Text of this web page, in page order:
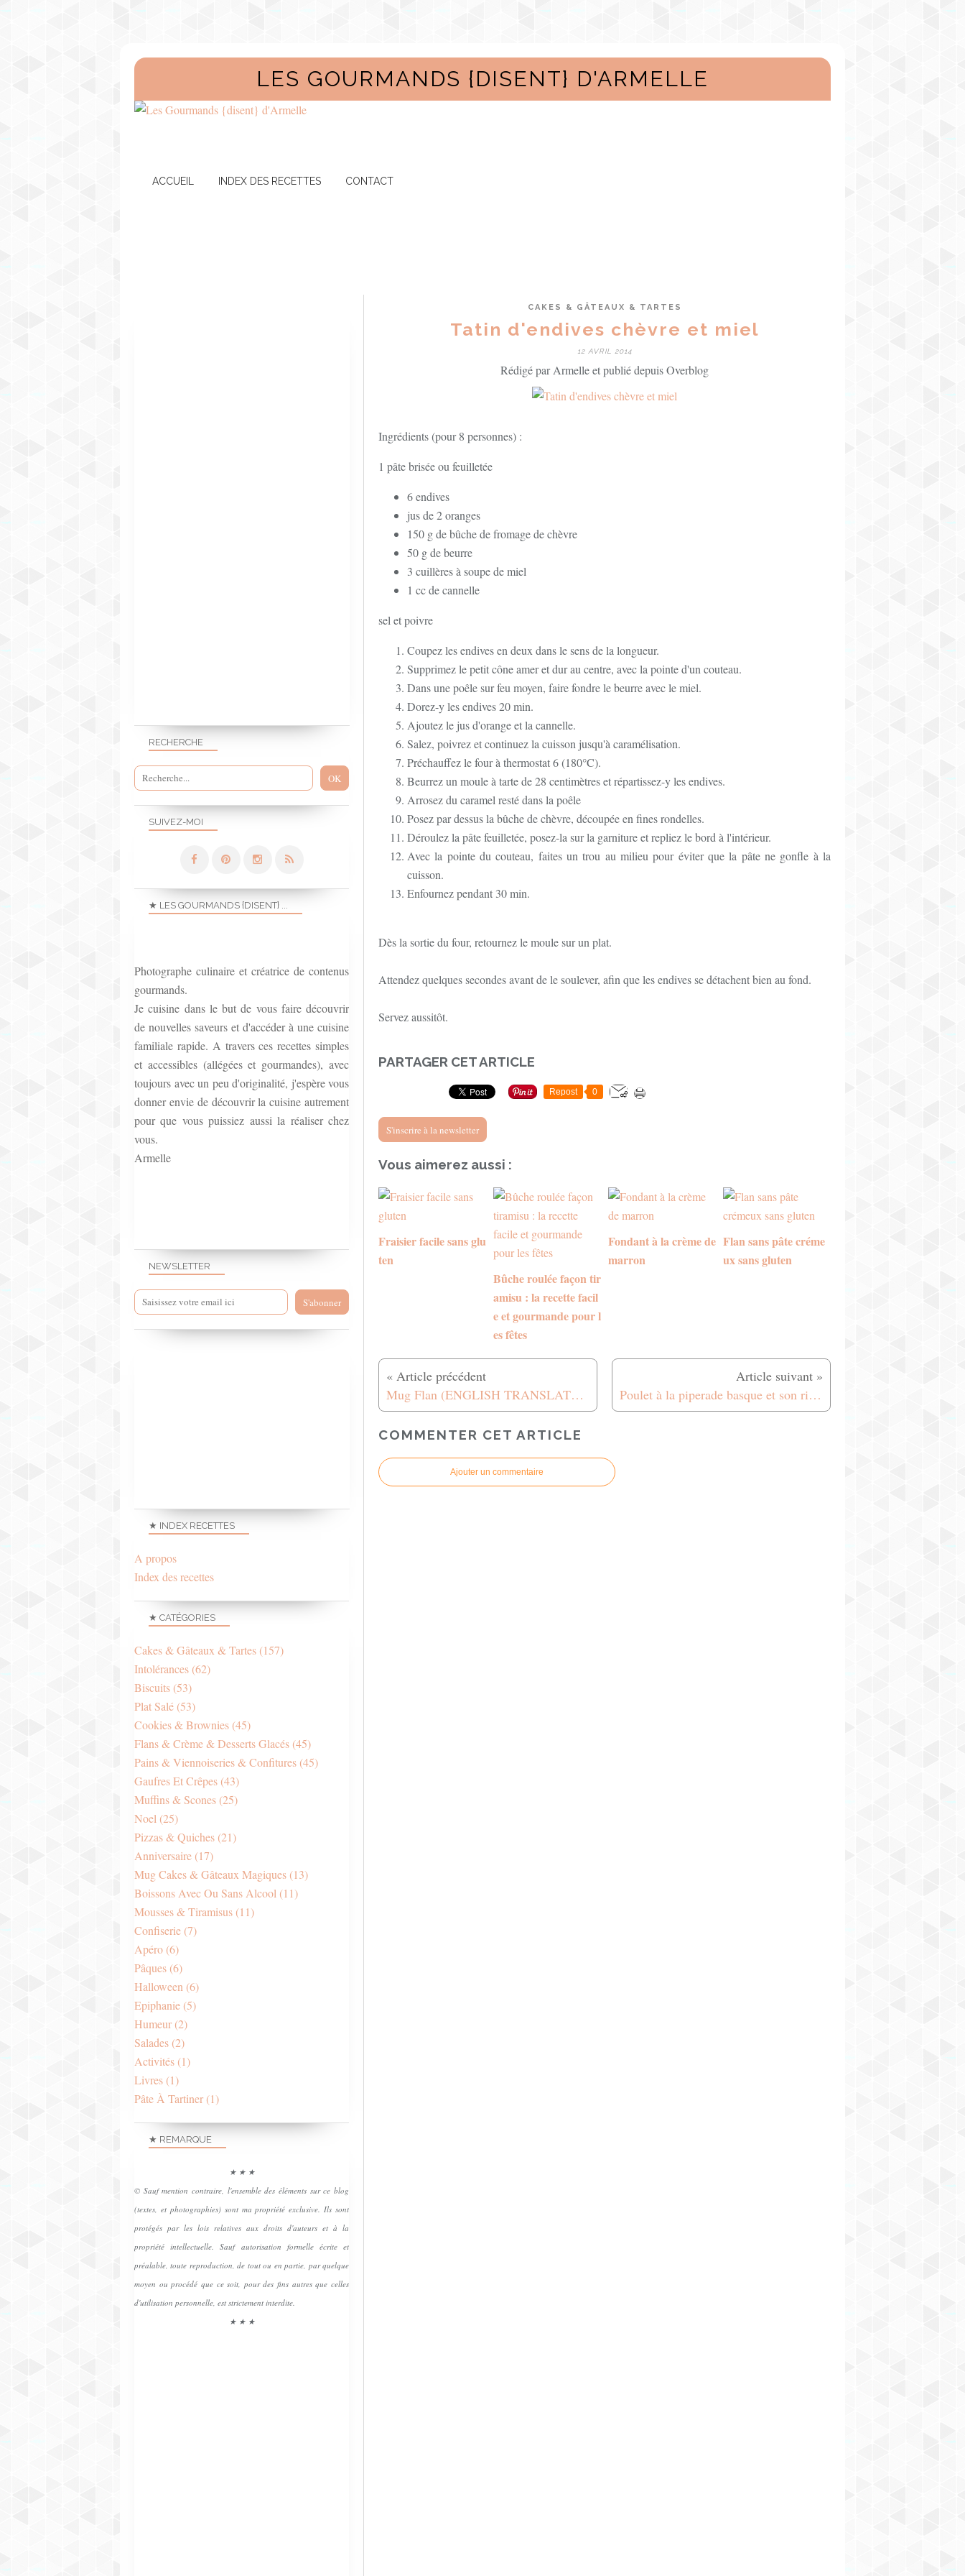
LES GOURMANDS {DISENT} D'ARMELLE
ACCUEIL INDEX DES RECETTES CONTACT
CAKES & GÂTEAUX & TARTES
Tatin d'endives chèvre et miel
12 AVRIL 2014
Rédigé par Armelle et publié depuis Overblog
Ingrédients (pour 8 personnes) :
1 pâte brisée ou feuilletée
6 endives
jus de 2 oranges
150 g de bûche de fromage de chèvre
50 g de beurre
3 cuillères à soupe de miel
1 cc de cannelle
sel et poivre
Coupez les endives en deux dans le sens de la longueur.
Supprimez le petit cône amer et dur au centre, avec la pointe d'un couteau.
Dans une poêle sur feu moyen, faire fondre le beurre avec le miel.
Dorez-y les endives 20 min.
Ajoutez le jus d'orange et la cannelle.
Salez, poivrez et continuez la cuisson jusqu'à caramélisation.
Préchauffez le four à thermostat 6 (180°C).
Beurrez un moule à tarte de 28 centimètres et répartissez-y les endives.
Arrosez du caramel resté dans la poêle
Posez par dessus la bûche de chèvre, découpée en fines rondelles.
Déroulez la pâte feuilletée, posez-la sur la garniture et repliez le bord à l'intérieur.
Avec la pointe du couteau, faites un trou au milieu pour éviter que la pâte ne gonfle à la
cuisson.
Enfournez pendant 30 min.
Dès la sortie du four, retournez le moule sur un plat.
Attendez quelques secondes avant de le soulever, afin que les endives se détachent bien au fond.
Servez aussitôt.
PARTAGER CET ARTICLE
Repost 0
S'inscrire à la newsletter
Vous aimerez aussi :
Fraisier facile sans glu
ten
Bûche roulée façon tir
amisu : la recette facil
e et gourmande pour l
es fêtes
Fondant à la crème de
marron
Flan sans pâte créme
ux sans gluten
Mug Flan (ENGLISH TRANSLATED) Poulet à la piperade basque et son riz au curry du Sri Lanka
COMMENTER CET ARTICLE
Ajouter un commentaire
NEWSLETTER
SUIVEZ-MOI
RECHERCHE
★ INDEX RECETTES
A propos
Index des recettes
★ CATÉGORIES
Cakes & Gâteaux & Tartes (157)
Intolérances (62)
Biscuits (53)
Plat Salé (53)
Cookies & Brownies (45)
Flans & Crème & Desserts Glacés (45)
Pains & Viennoiseries & Confitures (45)
Gaufres Et Crêpes (43)
Muffins & Scones (25)
Noel (25)
Pizzas & Quiches (21)
Anniversaire (17)
Mug Cakes & Gâteaux Magiques (13)
Boissons Avec Ou Sans Alcool (11)
Mousses & Tiramisus (11)
Confiserie (7)
Apéro (6)
Pâques (6)
Halloween (6)
Epiphanie (5)
Humeur (2)
Salades (2)
Activités (1)
Livres (1)
Pâte À Tartiner (1)
★ LES GOURMANDS {DISENT} ...
Photographe culinaire et créatrice de contenus
gourmands.
Je cuisine dans le but de vous faire découvrir
de nouvelles saveurs et d'accéder à une cuisine
familiale rapide. A travers ces recettes simples
et accessibles (allégées et gourmandes), avec
toujours avec un peu d'originalité, j'espère vous
donner envie de découvrir la cuisine autrement
pour que vous puissiez aussi la réaliser chez
vous.
Armelle
★ REMARQUE
★ ★ ★
© Sauf mention contraire, l'ensemble des éléments sur ce blog
(textes, et photographies) sont ma propriété exclusive. Ils sont
protégés par les lois relatives aux droits d'auteurs et à la
propriété intellectuelle. Sauf autorisation formelle écrite et
préalable, toute reproduction, de tout ou en partie, par quelque
moyen ou procédé que ce soit, pour des fins autres que celles
d'utilisation personnelle, est strictement interdite.
★ ★ ★